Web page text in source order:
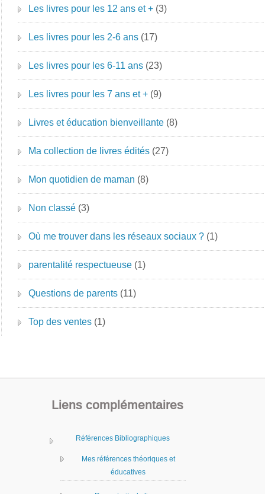
Les livres pour les 12 ans et + (3)
Les livres pour les 2-6 ans (17)
Les livres pour les 6-11 ans (23)
Les livres pour les 7 ans et + (9)
Livres et éducation bienveillante (8)
Ma collection de livres édités (27)
Mon quotidien de maman (8)
Non classé (3)
Où me trouver dans les réseaux sociaux ? (1)
parentalité respectueuse (1)
Questions de parents (11)
Top des ventes (1)
Liens complémentaires
Références Bibliographiques
Mes références théoriques et
éducatives